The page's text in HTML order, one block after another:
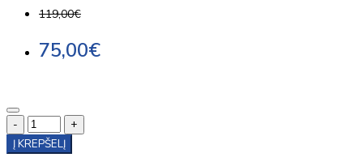
119,00€
75,00€
-
+
Į KREPŠELĮ